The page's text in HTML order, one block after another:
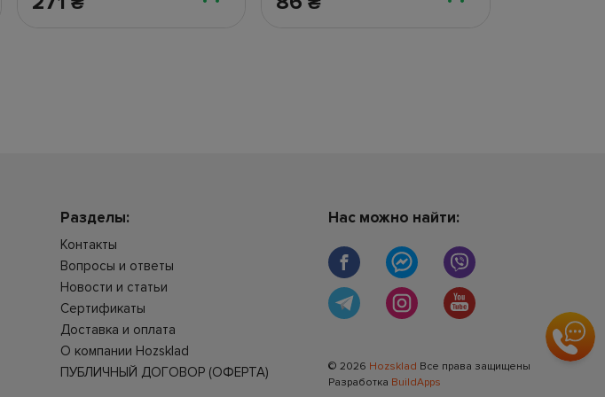
Разделы:
Контакты
Вопросы и ответы
Новости и статьи
Сертификаты
Доставка и оплата
О компании Hozsklad
ПУБЛИЧНЫЙ ДОГОВОР (ОФЕРТА)
Нас можно найти:
© 2026 Hozsklad Все права защищены
Разработка BuildApps